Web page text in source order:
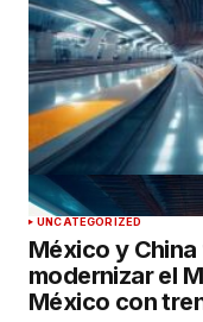
UNCATEGORIZED
México y
modernizar el
México con